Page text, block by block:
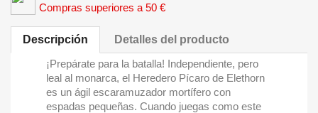
Compras superiores a 50 €
Descripción
Detalles del producto
¡Prepárate para la batalla! Independiente, pero
leal al monarca, el Heredero Pícaro de Elethorn
es un ágil escaramuzador mortífero con
espadas pequeñas. Cuando juegas como este